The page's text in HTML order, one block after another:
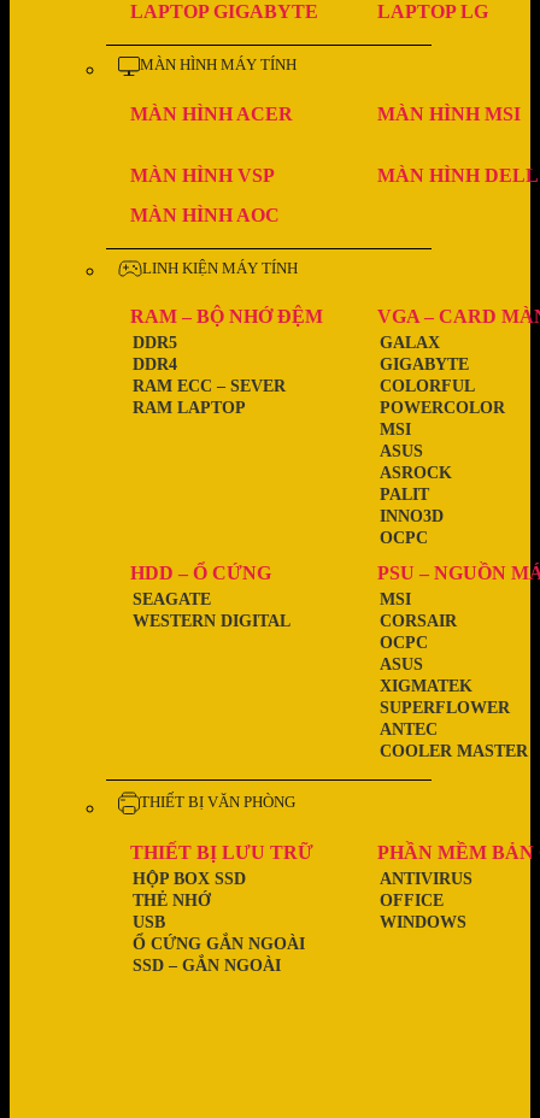
LAPTOP GIGABYTE
LAPTOP LG
MÀN HÌNH MÁY TÍNH
MÀN HÌNH ACER MÀN HÌNH MSI
MÀN HÌNH VSP
MÀN HÌNH DELL
MÀN HÌNH AOC
LINH KIỆN MÁY TÍNH
RAM – BỘ NHỚ ĐỆM
RAM LAPTOP
RAM ECC – SEVER
DDR4
DDR5
VGA – CARD
OCPC
INNO3D
PALIT
ASROCK
ASUS
MSI
POWERCOLOR
COLORFUL
GIGABYTE
GALAX
HDD – Ổ CỨNG
WESTERN DIGITAL
SEAGATE
PSU – NGUỒN
COOLER MASTER
ANTEC
SUPERFLOWER
XIGMATEK
ASUS
OCPC
CORSAIR
MSI
THIẾT BỊ VĂN PHÒNG
THIẾT BỊ LƯU TRỮ
SSD – GẮN NGOÀI
Ổ CỨNG GẮN NGOÀI
USB
THẺ NHỚ
HỘP BOX SSD
PHẦN MỀM BẢN
WINDOWS
OFFICE
ANTIVIRUS